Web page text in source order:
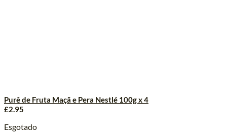
Purê de Fruta Maçã e Pera Nestlé 100g x 4
£2.95
Esgotado